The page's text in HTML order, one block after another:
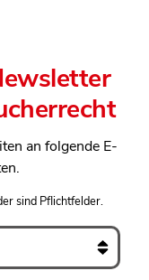
an folgende E-
sind Pflichtfelder.